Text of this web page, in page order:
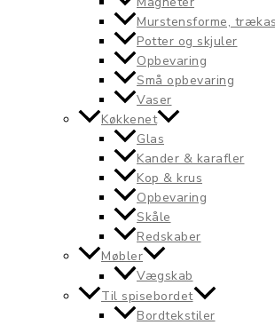
Murstensforme,
Potter og skjuler
Opbevaring
Små opbevaring
Vaser
Køkkenet
Glas
Kander & karafler
Kop & krus
Opbevaring
Skåle
Redskaber
Møbler
Vægskab
Til spisebordet
Bordtekstiler